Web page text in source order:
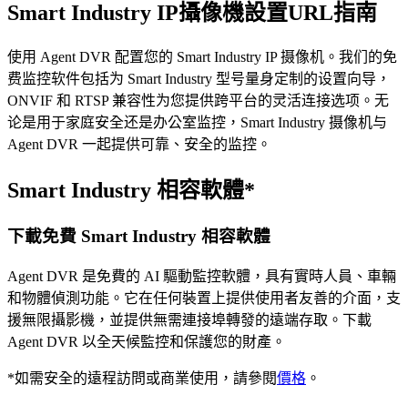
Smart Industry IP攝像機設置URL指南
使用 Agent DVR 配置您的 Smart Industry IP 摄像机。我们的免
费监控软件包括为 Smart Industry 型号量身定制的设置向导，
ONVIF 和 RTSP 兼容性为您提供跨平台的灵活连接选项。无
论是用于家庭安全还是办公室监控，Smart Industry 摄像机与
Agent DVR 一起提供可靠、安全的监控。
Smart Industry 相容軟體*
下載免費 Smart Industry 相容軟體
Agent DVR 是免費的 AI 驅動監控軟體，具有實時人員、車輛
和物體偵測功能。它在任何裝置上提供使用者友善的介面，支
援無限攝影機，並提供無需連接埠轉發的遠端存取。下載
Agent DVR 以全天候監控和保護您的財產。
*如需安全的遠程訪問或商業使用，請參閱價格 。